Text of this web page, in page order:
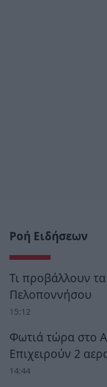
Ροή Ειδήσεων
Τι προβάλλουν
Πελοποννήσου
15:12
Φωτιά τώρα στο
Επιχειρούν 2
14:44